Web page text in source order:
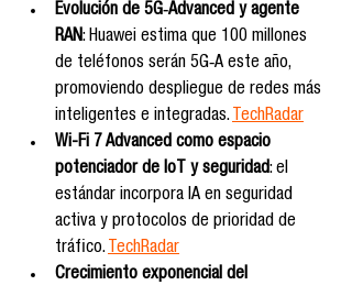
Evolución de 5G‑Advanced y agente
RAN: Huawei estima que 100 millones
de teléfonos serán 5G‑A este año,
promoviendo despliegue de redes más
inteligentes e integradas. TechRadar
Wi-Fi 7 Advanced como espacio
potenciador de IoT y seguridad: el
estándar incorpora IA en seguridad
activa y protocolos de prioridad de
tráfico. TechRadar
Crecimiento exponencial del